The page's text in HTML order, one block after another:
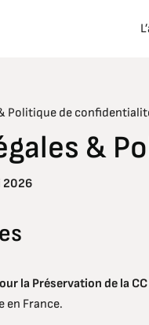
Politique de
&
2026
la Préservation de la
en France.